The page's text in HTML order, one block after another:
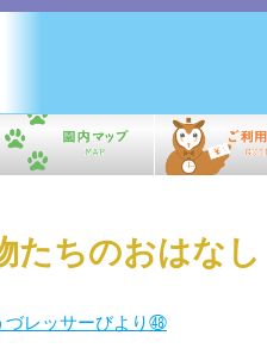
たちのおはな
づレッサーびより㊽